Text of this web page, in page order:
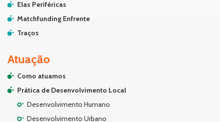
Elas Periféricas
Matchfunding Enfrente
Traços
Atuação
Como atuamos
Prática de Desenvolvimento Local
Desenvolvimento Humano
Desenvolvimento Urbano